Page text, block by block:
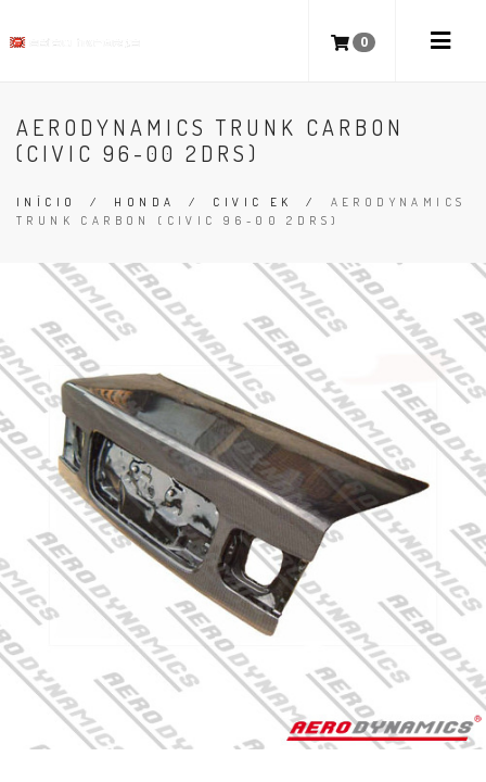
0
AERODYNAMICS TRUNK CARBON
(CIVIC 96-00 2DRS)
INÍCIO / HONDA / CIVIC EK / AERODYNAMICS
TRUNK CARBON (CIVIC 96-00 2DRS)